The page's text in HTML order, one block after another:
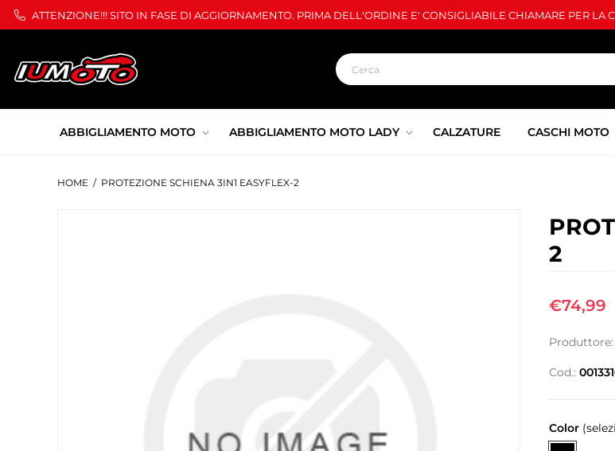
ATTENZIONE!!! SITO IN FASE DI AGGIORNAMENTO. PRIMA DELL'ORDINE E' CONSIGLIABILE CHIAMARE PER LA
ABBIGLIAMENTO MOTO ABBIGLIAMENTO MOTO LADY CALZATURE CASCHI MOTO
HOME / PROTEZIONE SCHIENA 3IN1 EASYFLEX-2
2
€74,99
Produttore:
Cod.:
Color